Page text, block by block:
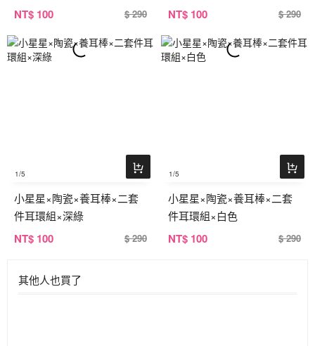
NT$ 100 $ 290 NT$ 100 $ 290
1/5
小星星×陶瓷×養耳棒×二套
件耳環組×深綠
NT$ 100 $ 290
1/5
小星星×陶瓷×養耳棒×二套
件耳環組×白色
NT$ 100 $ 290
其他人也買了